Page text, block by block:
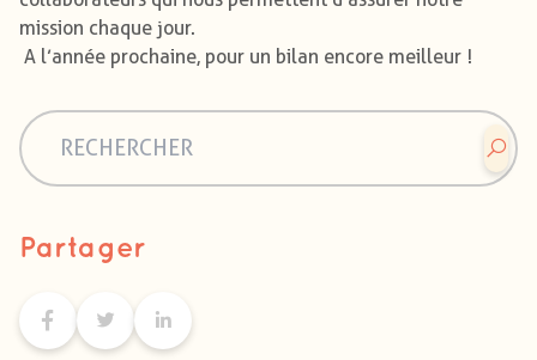
mission chaque jour.
A l’année prochaine, pour un bilan encore meilleur !
Partager